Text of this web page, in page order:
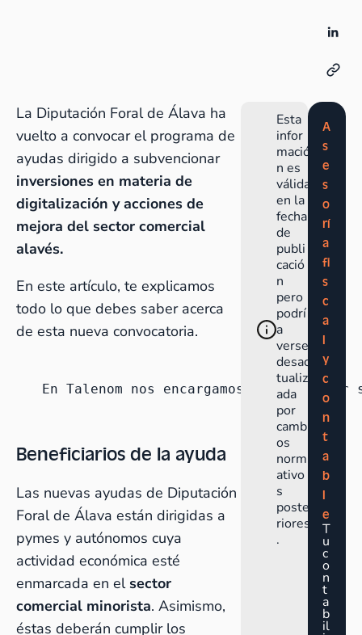
La Diputación Foral de Álava ha
vuelto a convocar el programa de
ayudas dirigido a subvencionar
inversiones en materia de
digitalización y acciones de
mejora del sector comercial
alavés.
En este artículo, te explicamos
todo lo que debes saber acerca
de esta nueva convocatoria.
En Talenom nos encargamos de
Beneficiarios de la ayuda
Las nuevas ayudas de Diputación
Foral de Álava están dirigidas a
pymes y autónomos cuya
actividad económica esté
enmarcada en el sector
comercial minorista. Asimismo,
éstas deberán cumplir los
Esta
infor
mació
n es
válida
en la
fecha
de
publi
cació
n
pero
podrí
a
verse
desac
tualiz
ada
por
cambi
os
norm
ativo
s
poste
riores
.
A
s
e
s
o
rí
a
fi
s
c
a
l
y
c
o
n
t
a
b
l
e
T
u
c
o
n
t
a
b
il